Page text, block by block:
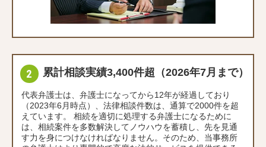
累計相談実績3,400件超（2026年7月まで）
代表弁護士は、弁護士になってから12年が経過しており
（2023年6月時点）、法律相談件数は、通算で2000件を超
えています。 相続を適切に処理する弁護士になるために
は、相続案件を多数解決してノウハウを蓄積し、先を見通
す力を身につけなければなりません。そのため、当事務所